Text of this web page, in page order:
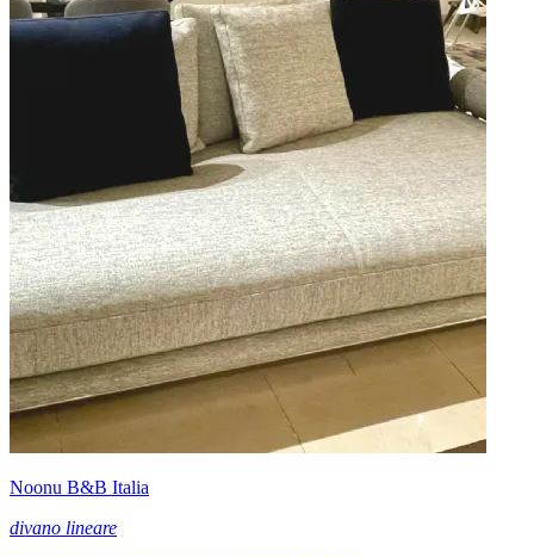
Noonu B&B Italia
divano lineare